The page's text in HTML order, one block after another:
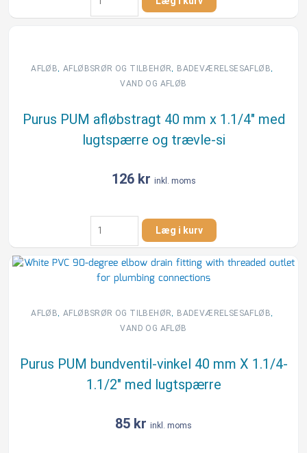
med
krave
mm
AFLØB, AFLØBSRØR OG TILBEHØR, BADEVÆRELSESAFLØB,
VAND OG AFLØB
Purus PUM afløbstragt 40 mm x 1.1/4″ med
lugtspærre og trævle-si
126 kr inkl. moms
Purus
PUM
afløbstragt
40
mm
1.1/4"
og
trævle-
si
Læg i kurv
AFLØB, AFLØBSRØR OG TILBEHØR, BADEVÆRELSESAFLØB,
VAND OG AFLØB
Purus PUM bundventil-vinkel 40 mm X 1.1/4-
1.1/2″ med lugtspærre
85 kr inkl. moms